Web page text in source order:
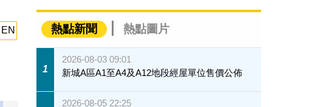
EN 熱點新聞 熱點圖片
1
2026-08-03 09:01
新城A區A1至A4及A12地段經屋單位售價公佈
2026-08-05 22:25